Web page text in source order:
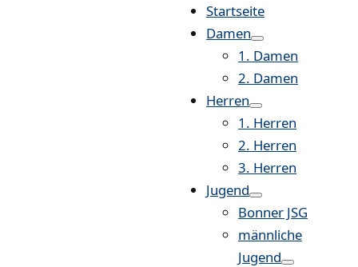
Startseite
Damen
1. Damen
2. Damen
Herren
1. Herren
2. Herren
3. Herren
Jugend
Bonner JSG
männliche
Jugend